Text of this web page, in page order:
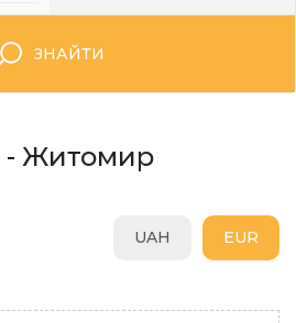
ЗНАЙТИ
- Житомир
EUR
UAH